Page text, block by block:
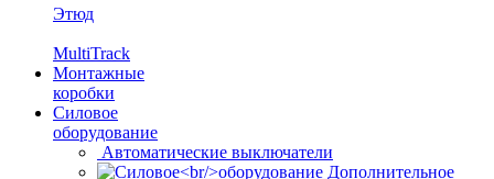
Этюд
MultiTrack
Монтажные
коробки
Силовое
оборудование
Автоматические выключатели
Дополнительное